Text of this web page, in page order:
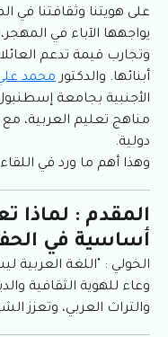
على هويتنا وثقافتنا في
يواجهها الآباء في
وتجارب قيمة تدعم
أبنائها. والدكتورمحمد
الأجنبية بجامعة إسطنبول
مناهج تعليم العربية،
دولية.
وهذا أهم ما ورد في
المقدم : لماذا
أساسية في
الخولي : "اللغة
وعاء للهوية الثقافية
والتراث العربي، وتعزز